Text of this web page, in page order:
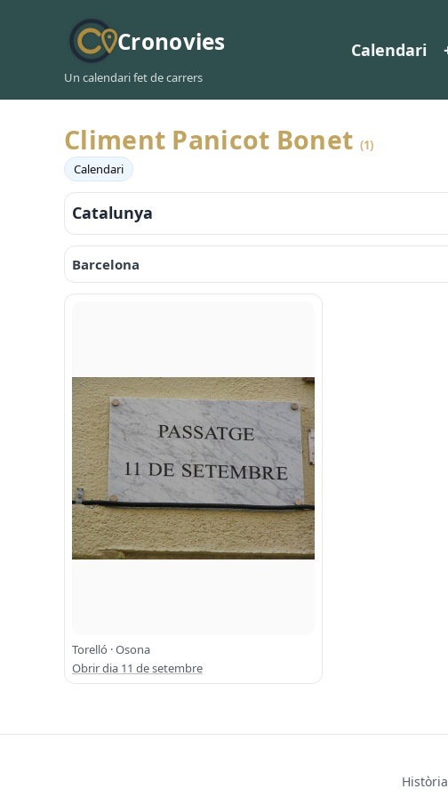
Cronovies
Un calendari fet de carrers
Calendari
Climent Panicot Bonet (1)
Calendari
Catalunya
Barcelona
Torelló · Osona
Obrir dia 11 de setembre